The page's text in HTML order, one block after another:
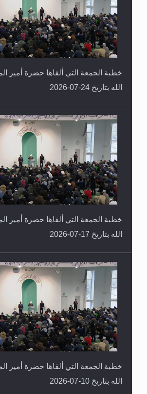
خطبة الجمعة التي ألقاها حضرة أمير
الله بتاريخ 24-07-2026
خطبة الجمعة التي ألقاها حضرة أمير
الله بتاريخ 17-07-2026
خطبة الجمعة التي ألقاها حضرة أمير
الله بتاريخ 10-07-2026